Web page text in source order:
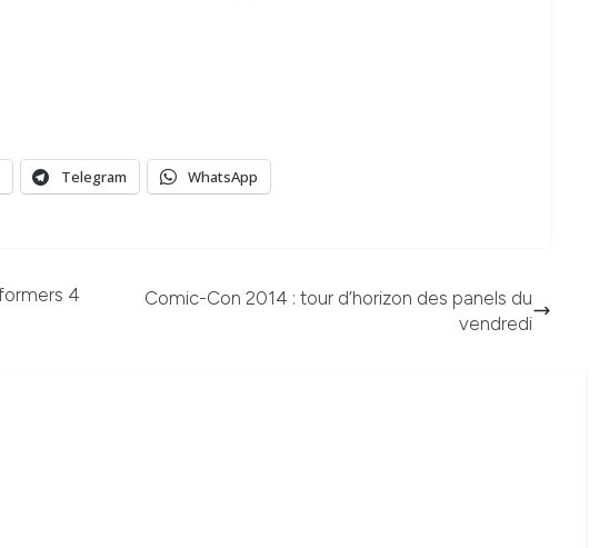
Telegram WhatsApp
4
Comic-Con 2014 : tour d’horizon des panels du
vendredi